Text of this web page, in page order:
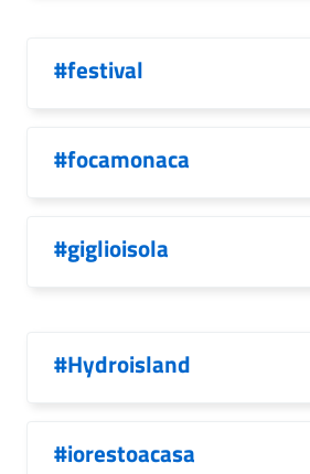
#festival
#focamonaca
#giglioisola
#Hydroisland
#iorestoacasa